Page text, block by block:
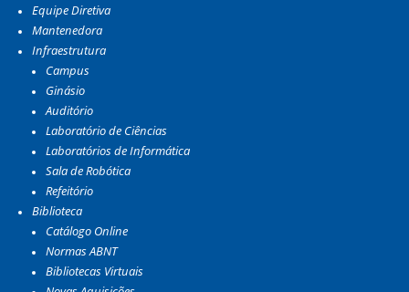
Equipe Diretiva
Mantenedora
Infraestrutura
Campus
Ginásio
Auditório
Laboratório de Ciências
Laboratórios de Informática
Sala de Robótica
Refeitório
Biblioteca
Catálogo Online
Normas ABNT
Bibliotecas Virtuais